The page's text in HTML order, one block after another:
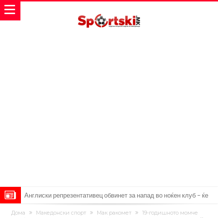
Англиски репрезентативец обвинет за напад во ноќен клуб – ќе
оди на суд!
Дилеми повеќе нема: Познато е кога Родри ќе стане новиот
Дома Македонски спорт Мак ракомет
19-годишното момче